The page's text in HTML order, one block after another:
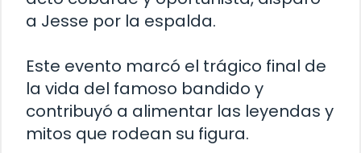
a Jesse por la espalda.
Este evento marcó el trágico final de
la vida del famoso bandido y
contribuyó a alimentar las leyendas y
mitos que rodean su figura.